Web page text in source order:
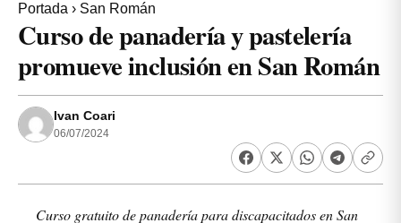
Portada › San Román
Curso de panadería y pastelería
promueve inclusión en San Román
Ivan Coari
06/07/2024
Curso gratuito de panadería para discapacitados en San